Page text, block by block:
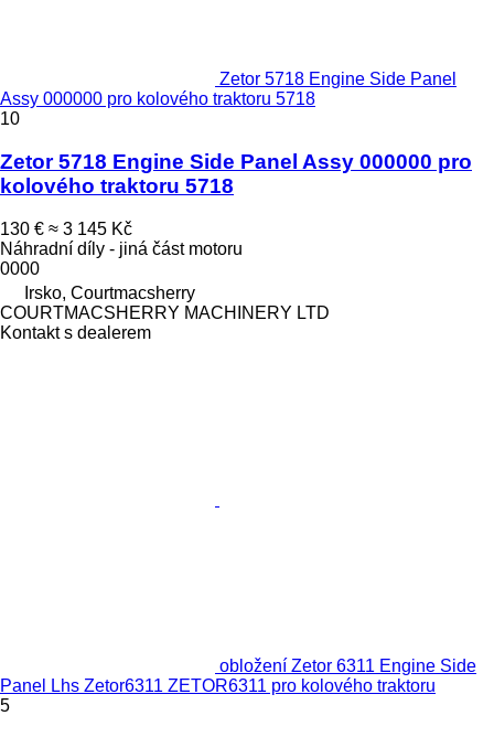
Zetor 5718 Engine Side Panel
Assy 000000 pro kolového traktoru 5718
10
Zetor 5718 Engine Side Panel Assy 000000 pro
kolového traktoru 5718
130 € ≈ 3 145 Kč
Náhradní díly - jiná část motoru
0000
Irsko, Courtmacsherry
COURTMACSHERRY MACHINERY LTD
Kontakt s dealerem
obložení Zetor 6311 Engine Side
Panel Lhs Zetor6311 ZETOR6311 pro kolového traktoru
5